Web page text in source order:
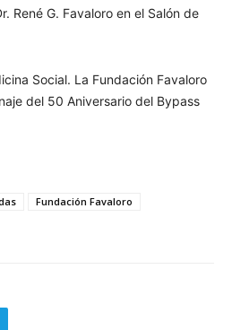
René G. Favaloro en el Salón de
Social. La Fundación Favaloro
del 50 Aniversario del Bypass
Fundación Favaloro